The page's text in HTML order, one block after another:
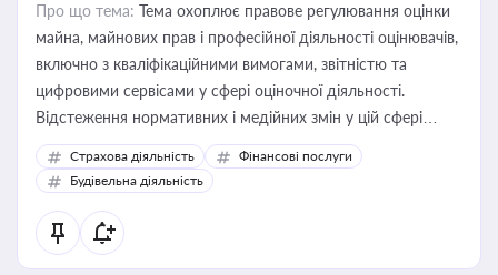
Про що тема: Тема охоплює правове регулювання оцінки
майна, майнових прав і професійної діяльності оцінювачів,
включно з кваліфікаційними вимогами, звітністю та
цифровими сервісами у сфері оціночної діяльності.
Відстеження нормативних і медійних змін у цій сфері
корисне для власника бізнесу, керівника, юриста або
бухгалтера під час оподаткування, приватизації, оренди
державного майна, корпоративних угод і перевірки
статусу суб'єктів оціночної діяльності
Страхова діяльність
Фінансові послуги
Будівельна діяльність